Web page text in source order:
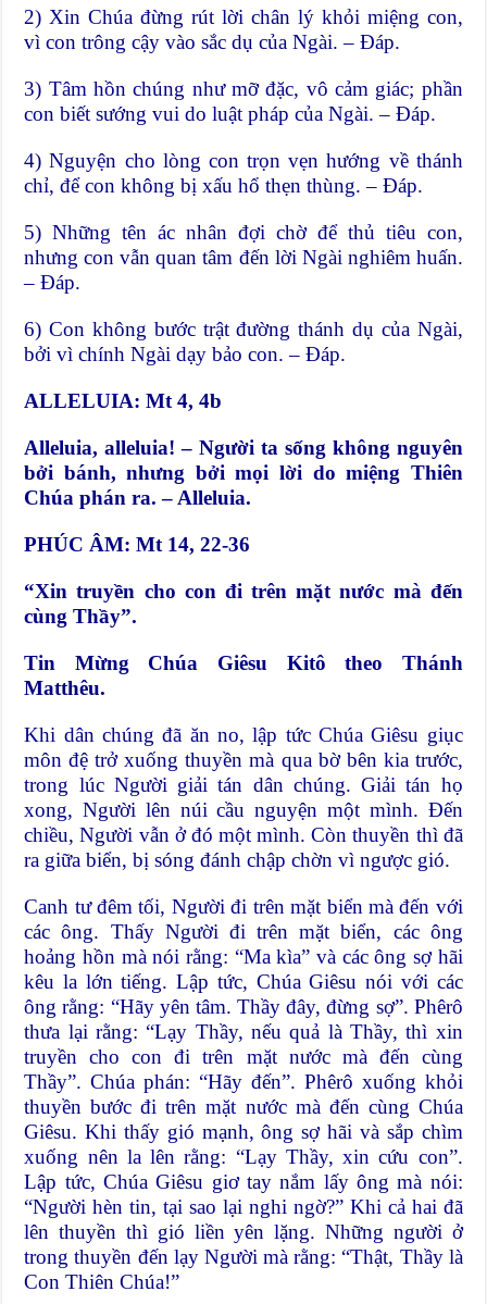
2) Xin Chúa đừng rút lời chân lý khỏi miệng con,
vì con trông cậy vào sắc dụ của Ngài. – Đáp.
3) Tâm hồn chúng như mỡ đặc, vô cảm giác; phần
con biết sướng vui do luật pháp của Ngài. – Đáp.
4) Nguyện cho lòng con trọn vẹn hướng về thánh
chỉ, để con không bị xấu hổ thẹn thùng. – Đáp.
5) Những tên ác nhân đợi chờ để thủ tiêu con,
nhưng con vẫn quan tâm đến lời Ngài nghiêm huấn.
– Đáp.
6) Con không bước trật đường thánh dụ của Ngài,
bởi vì chính Ngài dạy bảo con. – Đáp.
ALLELUIA: Mt 4, 4b
Alleluia, alleluia! – Người ta sống không nguyên
bởi bánh, nhưng bởi mọi lời do miệng Thiên
Chúa phán ra. – Alleluia.
PHÚC ÂM: Mt 14, 22-36
“Xin truyền cho con đi trên mặt nước mà đến
cùng Thầy”.
Tin Mừng Chúa Giêsu Kitô theo Thánh
Matthêu.
Khi dân chúng đã ăn no, lập tức Chúa Giêsu giục
môn đệ trở xuống thuyền mà qua bờ bên kia trước,
trong lúc Người giải tán dân chúng. Giải tán họ
xong, Người lên núi cầu nguyện một mình. Đến
chiều, Người vẫn ở đó một mình. Còn thuyền thì đã
ra giữa biển, bị sóng đánh chập chờn vì ngược gió.
Canh tư đêm tối, Người đi trên mặt biển mà đến với
các ông. Thấy Người đi trên mặt biển, các ông
hoảng hồn mà nói rằng: “Ma kìa” và các ông sợ hãi
kêu la lớn tiếng. Lập tức, Chúa Giêsu nói với các
ông rằng: “Hãy yên tâm. Thầy đây, đừng sợ”. Phêrô
thưa lại rằng: “Lạy Thầy, nếu quả là Thầy, thì xin
truyền cho con đi trên mặt nước mà đến cùng
Thầy”. Chúa phán: “Hãy đến”. Phêrô xuống khỏi
thuyền bước đi trên mặt nước mà đến cùng Chúa
Giêsu. Khi thấy gió mạnh, ông sợ hãi và sắp chìm
xuống nên la lên rằng: “Lạy Thầy, xin cứu con”.
Lập tức, Chúa Giêsu giơ tay nắm lấy ông mà nói:
“Người hèn tin, tại sao lại nghi ngờ?” Khi cả hai đã
lên thuyền thì gió liền yên lặng. Những người ở
trong thuyền đến lạy Người mà rằng: “Thật, Thầy là
Con Thiên Chúa!”